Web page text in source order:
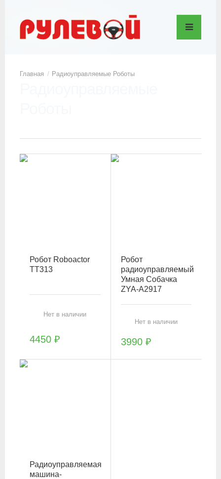
Радиоуправляемые Роботы
Робот Roboactor
TT313
Нет в наличии
4450 ₽
Робот
радиоуправляемый
Умная Собачка
ZYA-A2917
Нет в наличии
3990 ₽
Радиоуправляемая
машина-